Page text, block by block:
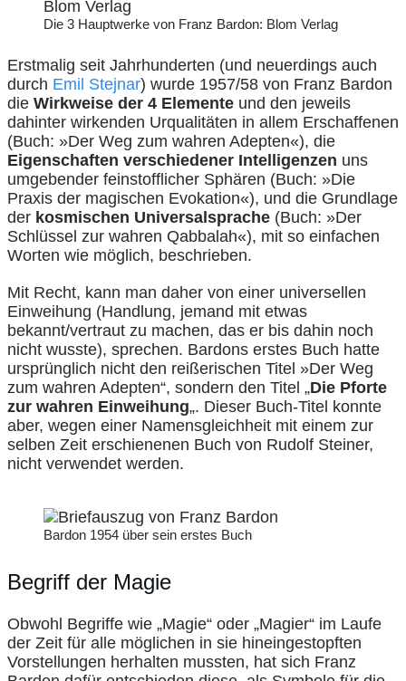
Die 3 Hauptwerke von Franz Bardon: Blom Verlag
Erstmalig seit Jahrhunderten (und neuerdings auch
durch Emil Stejnar) wurde 1957/58 von Franz Bardon
die Wirkweise der 4 Elemente und den jeweils
dahinter wirkenden Urqualitäten in allem Erschaffenen
(Buch: »Der Weg zum wahren Adepten«), die
Eigenschaften verschiedener Intelligenzen uns
umgebender feinstofflicher Sphären (Buch: »Die
Praxis der magischen Evokation«), und die Grundlage
der kosmischen Universalsprache (Buch: »Der
Schlüssel zur wahren Qabbalah«), mit so einfachen
Worten wie möglich, beschrieben.
Mit Recht, kann man daher von einer universellen
Einweihung (Handlung, jemand mit etwas
bekannt/vertraut zu machen, das er bis dahin noch
nicht wusste), sprechen. Bardons erstes Buch hatte
ursprünglich nicht den reißerischen Titel »Der Weg
zum wahren Adepten“, sondern den Titel „Die Pforte
zur wahren Einweihung„. Dieser Buch-Titel konnte
aber, wegen einer Namensgleichheit mit einem zur
selben Zeit erschienenen Buch von Rudolf Steiner,
nicht verwendet werden.
Bardon 1954 über sein erstes Buch
Begriff der Magie
Obwohl Begriffe wie „Magie“ oder „Magier“ im Laufe
der Zeit für alle möglichen in sie hineingestopften
Vorstellungen herhalten mussten, hat sich Franz